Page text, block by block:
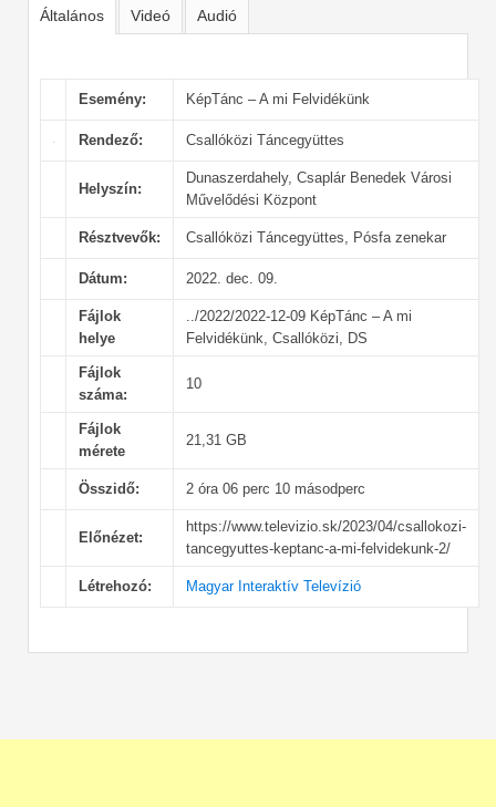
Általános Videó Audió
Esemény: KépTánc – A mi Felvidékünk
Rendező: Csallóközi Táncegyüttes
Helyszín:
Dunaszerdahely, Csaplár Benedek Városi
Művelődési Központ
Résztvevők: Csallóközi Táncegyüttes, Pósfa zenekar
Dátum: 2022. dec. 09.
Fájlok
helye
../2022/2022-12-09 KépTánc – A mi
Felvidékünk, Csallóközi, DS
Fájlok
száma:
10
Fájlok
mérete
21,31 GB
Összidő: 2 óra 06 perc 10 másodperc
Előnézet:
https://www.televizio.sk/2023/04/csallokozi-
tancegyuttes-keptanc-a-mi-felvidekunk-2/
Létrehozó: Magyar Interaktív Televízió